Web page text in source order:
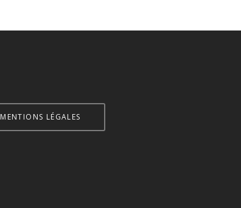
MENTIONS LÉGALES